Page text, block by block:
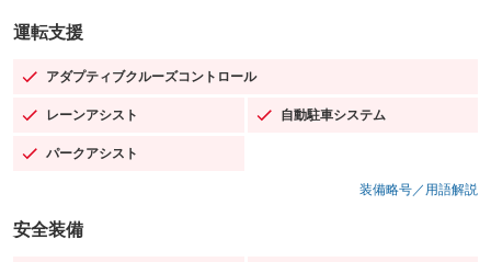
運転支援
アダプティブクルーズコントロール
：装備あり
レーンアシスト
：装備あり 自動駐車システム
：装備あり
パークアシスト
：装備あり
装備略号／用語解説
安全装備